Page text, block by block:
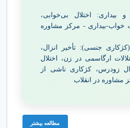
بیداری: اختلال بی‌خوابی،
خواب-بیداری - مرکز مشاوره
جنسی): تأخیر انزال،
ارگاسمی در زن، اختلال
زودرس، کژکاری ناشی از
مشاوره در انقلاب
مطالعه بیشتر